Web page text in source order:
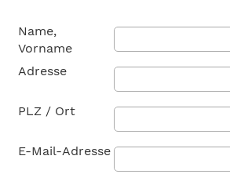
Name,
Vorname
Adresse
PLZ / Ort
E-Mail-Adresse